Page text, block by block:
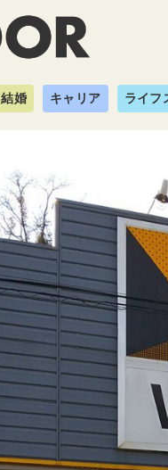
結婚 キャリア ライフ